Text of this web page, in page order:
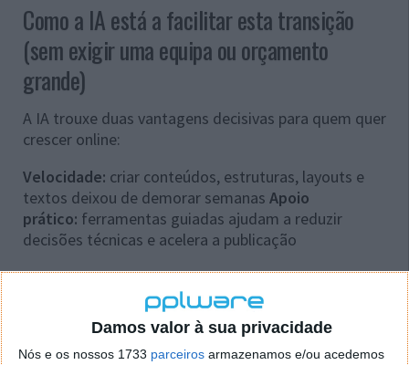
Damos valor à sua privacidade
Nós e os nossos 1733 parceiros armazenamos e/ou acedemos
Como a IA está a facilitar esta transição
(sem exigir uma equipa ou orçamento
grande)
A IA trouxe duas vantagens decisivas para quem quer
crescer online:
Velocidade: criar conteúdos, estruturas, layouts e
textos deixou de demorar semanas Apoio
prático: ferramentas guiadas ajudam a reduzir
decisões técnicas e acelera a publicação
Ou seja: em vez de“um projeto digital”pesado,
passa a ser um processo gradual, mas rápido com
ferramentas que fazem o trabalho mais repetitivo e
dão um ponto de partida sólido.